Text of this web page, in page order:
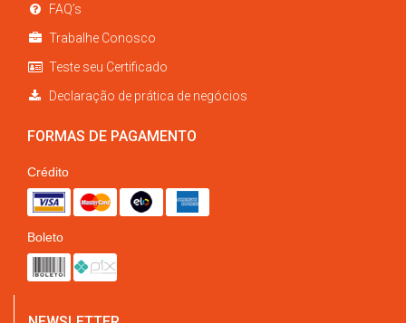
FAQ’s
Trabalhe Conosco
Teste seu Certificado
Declaração de prática de negócios
FORMAS DE PAGAMENTO
Crédito
Boleto